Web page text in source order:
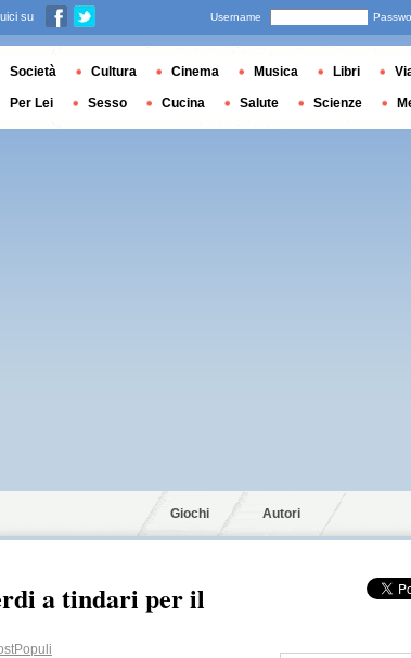
Giochi Autori
a tindari per il
su Username
Società Cultura Cinema Musica Libri
Per Lei Sesso Cucina Salute Scienze